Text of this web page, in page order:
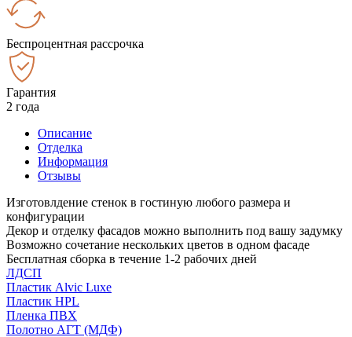
Беспроцентная рассрочка
Гарантия
2 года
Описание
Отделка
Информация
Отзывы
Изготовлдение стенок в гостиную любого размера и
конфигурации
Декор и отделку фасадов можно выполнить под вашу задумку
Возможно сочетание нескольких цветов в одном фасаде
Бесплатная сборка в течение 1-2 рабочих дней
ЛДСП
Пластик Alvic Luxe
Пластик HPL
Пленка ПВХ
Полотно АГТ (МДФ)